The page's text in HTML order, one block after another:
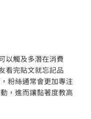
以觸及多潛在消費
看完貼文就忘記品
粉絲通常會更加專注
，進而讓黏著度教高